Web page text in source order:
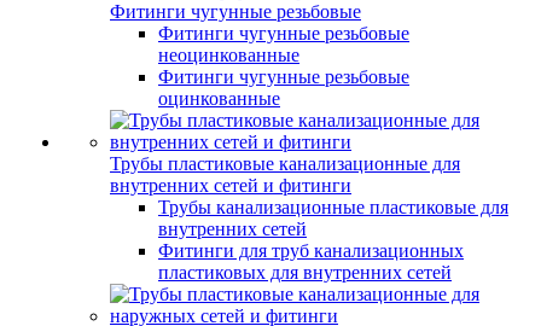
Фитинги чугунные резьбовые
Фитинги чугунные резьбовые
неоцинкованные
Фитинги чугунные резьбовые
оцинкованные
Трубы пластиковые канализационные для
внутренних сетей и фитинги
Трубы канализационные пластиковые для
внутренних сетей
Фитинги для труб канализационных
пластиковых для внутренних сетей